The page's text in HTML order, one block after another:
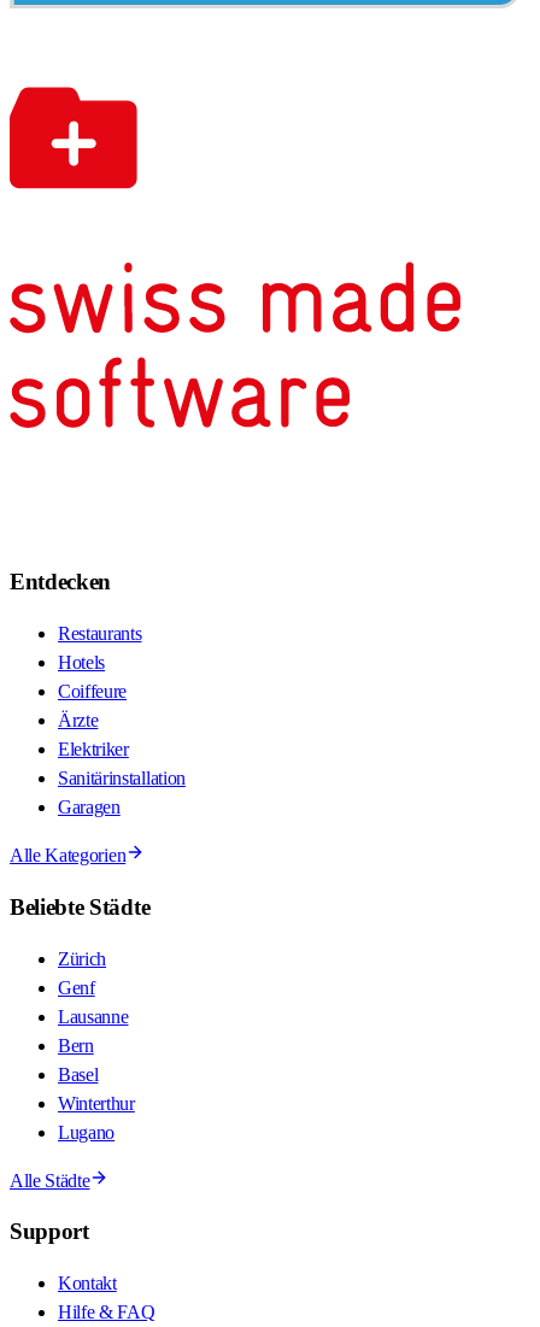
Entdecken
Restaurants
Hotels
Coiffeure
Ärzte
Elektriker
Sanitärinstallation
Garagen
Alle Kategorien
Beliebte Städte
Zürich
Genf
Lausanne
Bern
Basel
Winterthur
Lugano
Alle Städte
Support
Kontakt
Hilfe & FAQ